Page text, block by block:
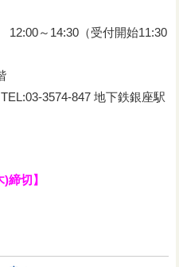
～14:30（受付開始11:30
3574-847 地下鉄銀座駅
締切】